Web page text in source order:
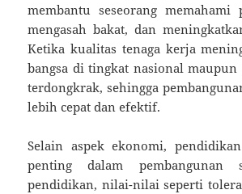
membantu seseorang memahami
mengasah bakat, dan
Ketika kualitas tenaga kerja
bangsa di tingkat nasional
terdongkrak, sehingga
lebih cepat dan efektif.
Selain aspek ekonomi,
penting dalam pembangunan
pendidikan, nilai-nilai seperti